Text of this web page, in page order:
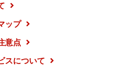
ップ
意点
スについて